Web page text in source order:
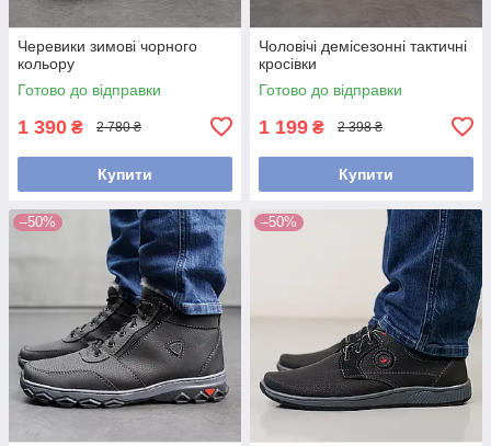
Черевики зимові чорного
кольору
Готово до відправки
1 390 ₴ 2 780 ₴
Купити
Чоловічі демісезонні тактичні
кросівки
Готово до відправки
1 199 ₴ 2 398 ₴
Купити
–50% –50%